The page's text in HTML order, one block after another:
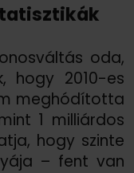
oda,
hogy 2010-es
meghódította
1 milliárdos
hogy szinte
– fent van